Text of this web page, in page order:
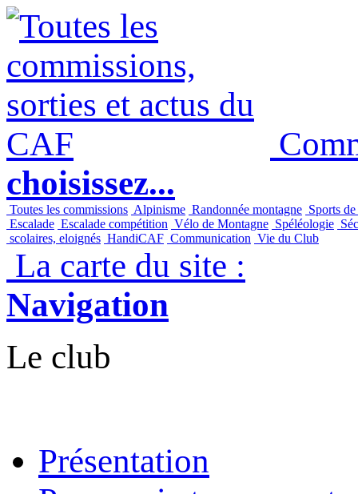
choisissez...
Toutes les commissions Alpinisme Randonnée montagne Sports
Escalade Escalade compétition Vélo de Montagne Spéléologie
scolaires, eloignés HandiCAF Communication Vie du Club
La carte du site :
Navigation
Le club
Présentation